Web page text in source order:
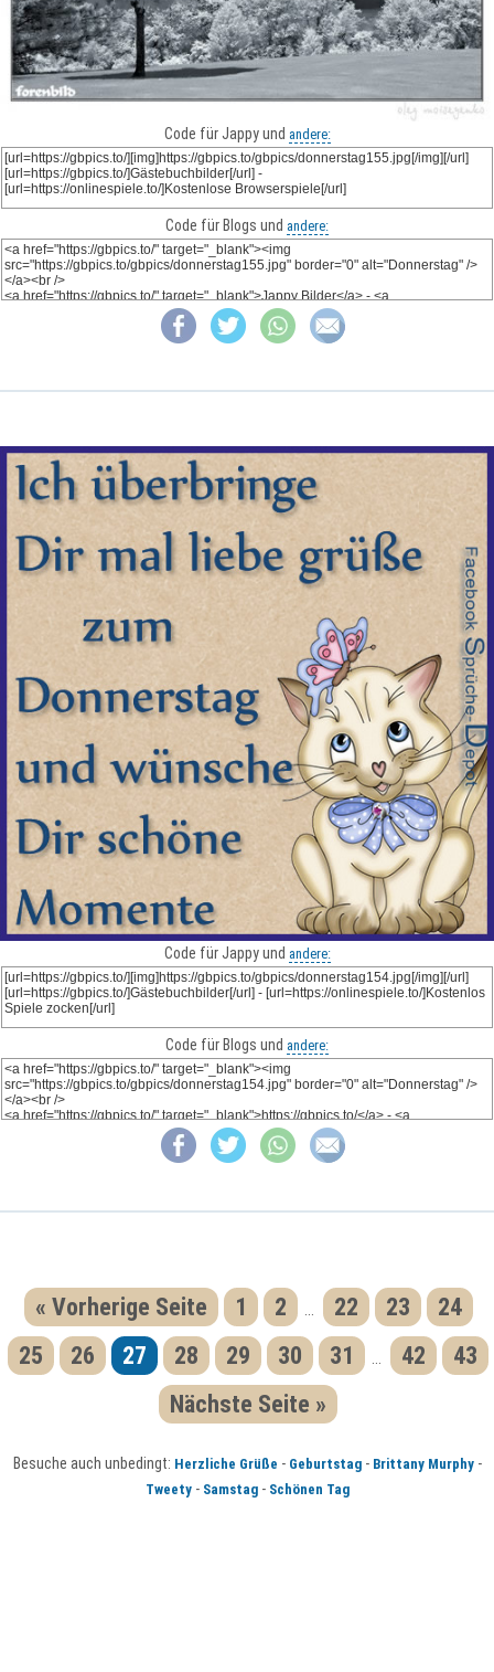
Code für Jappy und andere:
Code für Blogs und andere:
Code für Jappy und andere:
Code für Blogs und andere:
« Vorherige Seite 1 2 22 23
24
25
26 27 28 29 30 31 42
43
Nächste Seite »
Besuche auch unbedingt: Herzliche Grüße - Geburtstag- Brittany Murphy-
Tweety- Samstag- Schönen Tag